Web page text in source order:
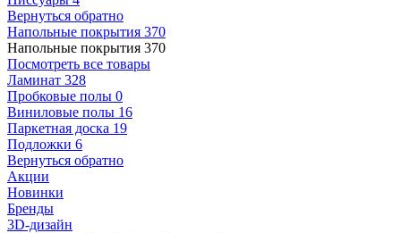
Вернуться обратно
Напольные покрытия 370
Напольные покрытия 370
Посмотреть все товары
Ламинат 328
Пробковые полы 0
Виниловые полы 16
Паркетная доска 19
Подложки 6
Вернуться обратно
Акции
Новинки
Бренды
3D-дизайн